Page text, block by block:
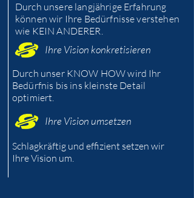
Durch unsere langjährige Erfahrung
können wir Ihre Bedürfnisse verstehen
wie KEIN ANDERER.
Ihre Vision konkretisieren
Durch unser KNOW HOW wird Ihr
Bedürfnis bis ins kleinste Detail
optimiert.
Ihre Vision umsetzen
Schlagkräftig und effizient setzen wir
Ihre Vision um.